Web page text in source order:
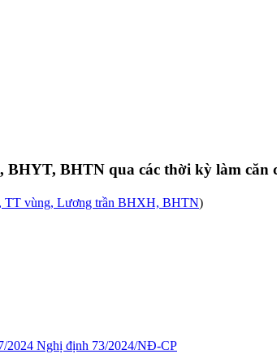
BHTN qua các thời kỳ làm căn
TT vùng, Lương trần BHXH, BHTN)
2024 Nghị định 73/2024/NĐ-CP